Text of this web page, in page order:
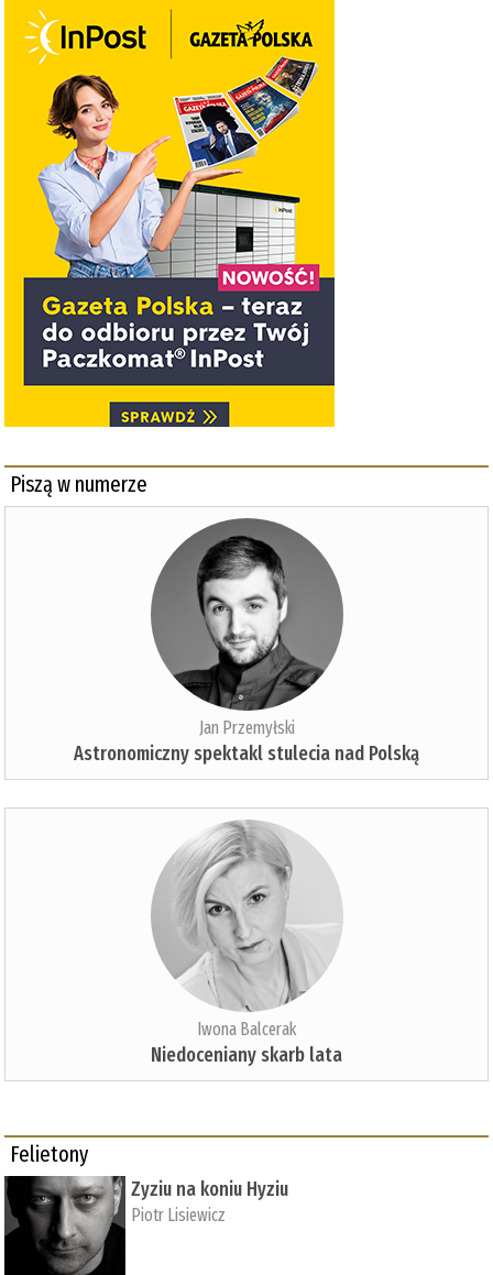
Piszą w numerze
Jan Przemyłski
Astronomiczny spektakl stulecia nad Polską
Iwona Balcerak
Niedoceniany skarb lata
Felietony
Zyziu na koniu Hyziu
Piotr Lisiewicz